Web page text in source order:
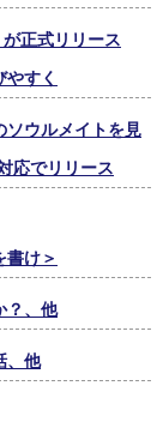
正式リリース
すく
ソウルメイトを見
応でリリース
書け＞
？、他
、他